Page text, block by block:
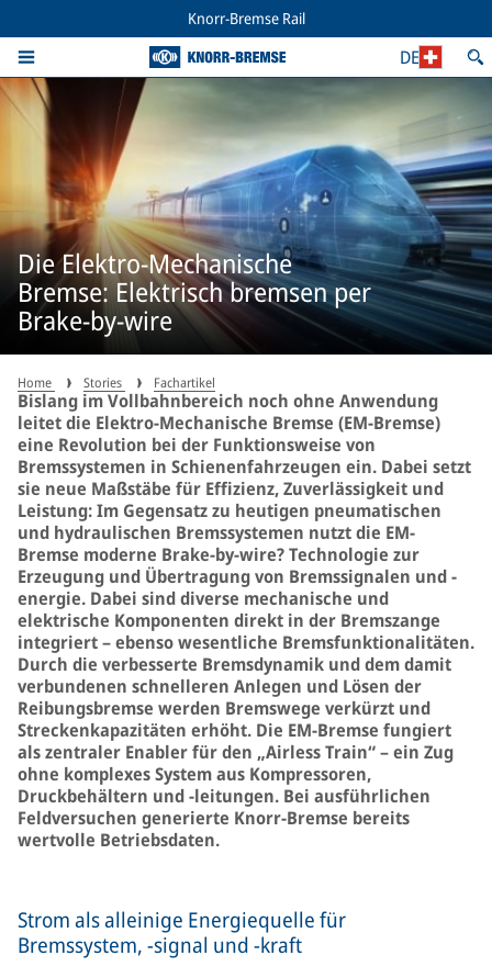
Knorr-Bremse Rail
DE
Die Elektro-Mechanische
Bremse: Elektrisch bremsen per
Brake-by-wire
Home Stories Fachartikel
Bislang im Vollbahnbereich noch ohne Anwendung
leitet die Elektro-Mechanische Bremse (EM-Bremse)
eine Revolution bei der Funktionsweise von
Bremssystemen in Schienenfahrzeugen ein. Dabei setzt
sie neue Maßstäbe für Effizienz, Zuverlässigkeit und
Leistung: Im Gegensatz zu heutigen pneumatischen
und hydraulischen Bremssystemen nutzt die EM-
Bremse moderne Brake-by-wire? Technologie zur
Erzeugung und Übertragung von Bremssignalen und -
energie. Dabei sind diverse mechanische und
elektrische Komponenten direkt in der Bremszange
integriert – ebenso wesentliche Bremsfunktionalitäten.
Durch die verbesserte Bremsdynamik und dem damit
verbundenen schnelleren Anlegen und Lösen der
Reibungsbremse werden Bremswege verkürzt und
Streckenkapazitäten erhöht. Die EM-Bremse fungiert
als zentraler Enabler für den „Airless Train“ – ein Zug
ohne komplexes System aus Kompressoren,
Druckbehältern und -leitungen. Bei ausführlichen
Feldversuchen generierte Knorr-Bremse bereits
wertvolle Betriebsdaten.
Strom als alleinige Energiequelle für
Bremssystem, -signal und -kraft